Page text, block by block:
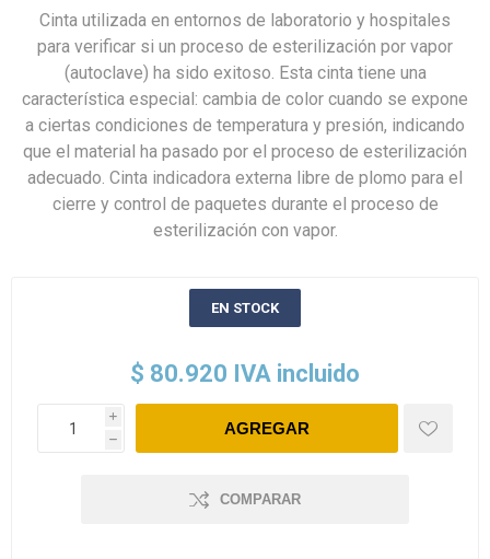
Cinta utilizada en entornos de laboratorio y hospitales
para verificar si un proceso de esterilización por vapor
(autoclave) ha sido exitoso. Esta cinta tiene una
característica especial: cambia de color cuando se expone
a ciertas condiciones de temperatura y presión, indicando
que el material ha pasado por el proceso de esterilización
adecuado. Cinta indicadora externa libre de plomo para el
cierre y control de paquetes durante el proceso de
esterilización con vapor.
EN STOCK
$ 80.920 IVA incluido
i
h
COMPARAR